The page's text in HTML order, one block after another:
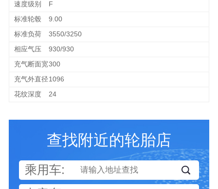
F
9.00
3550/3250
930/930
300
1096
24
查找附近的轮胎店
乘用车: